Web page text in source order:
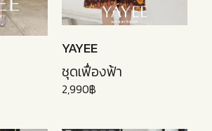
YAYEE
ชุดเฟื่องฟ้า
2,990฿